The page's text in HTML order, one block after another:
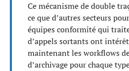
Ce mécanisme de double
ce que d’autres secteurs
équipes conformité qui
d’appels sortants ont
maintenant les workflows
d’archivage pour chaque